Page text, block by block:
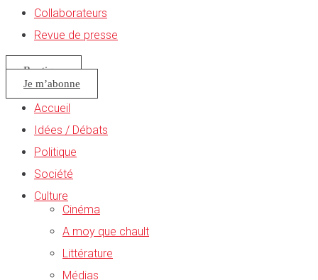
Collaborateurs
Revue de presse
Boutique
Je m’abonne
Accueil
Idées / Débats
Politique
Société
Culture
Cinéma
A moy que chault
Littérature
Médias